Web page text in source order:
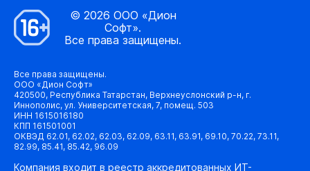
© 2026 ООО «Дион
Софт».
Все права защищены.
Все права защищены.
ООО «Дион Софт»
420500, Республика Татарстан, Верхнеуслонский р-н, г.
Иннополис, ул. Университетская, 7, помещ. 503
ИНН 1615016180
КПП 161501001
ОКВЭД 62.01, 62.02, 62.03, 62.09, 63.11, 63.91, 69.10, 70.22, 73.11,
82.99, 85.41, 85.42, 96.09
Компания входит в реестр аккредитованных ИТ-